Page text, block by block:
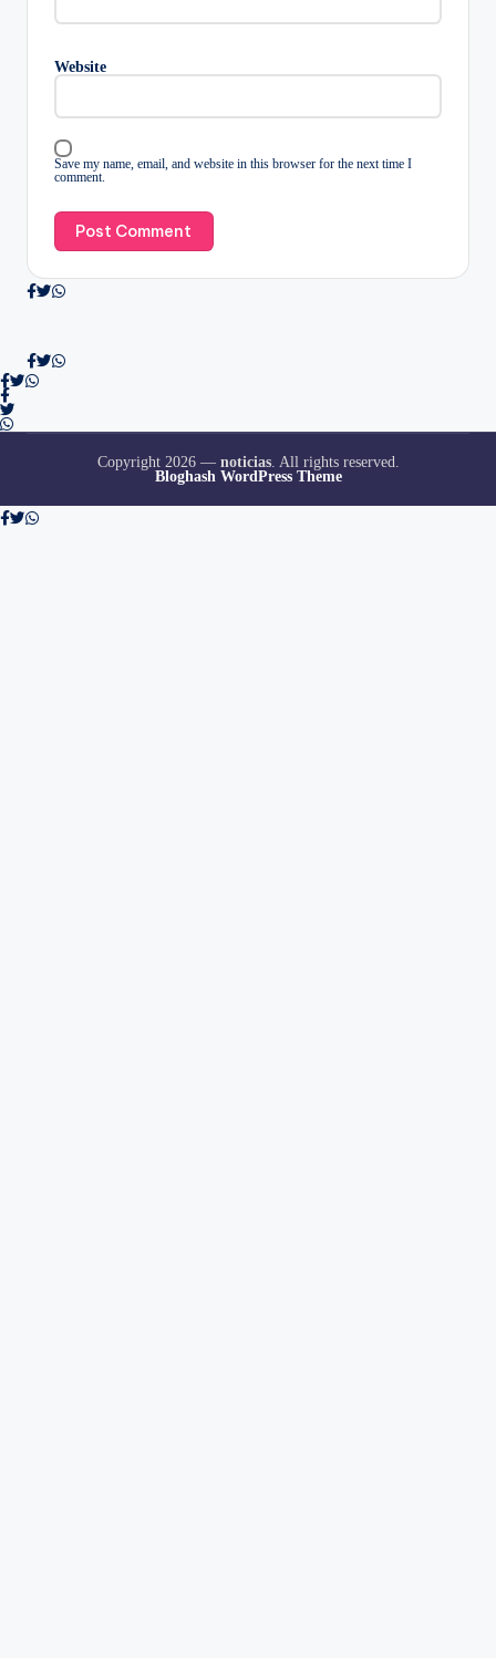
Website
Save my name, email, and website in this browser for the next time I
comment.
Copyright 2026 — noticias. All rights reserved.
Bloghash WordPress Theme